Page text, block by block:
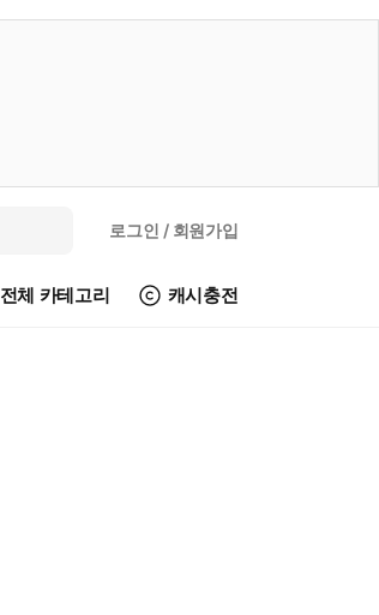
로그인 / 회원가입
전체 카테고리 캐시충전